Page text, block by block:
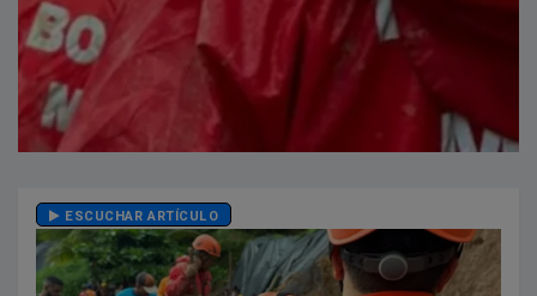
ESCUCHAR ARTÍCULO